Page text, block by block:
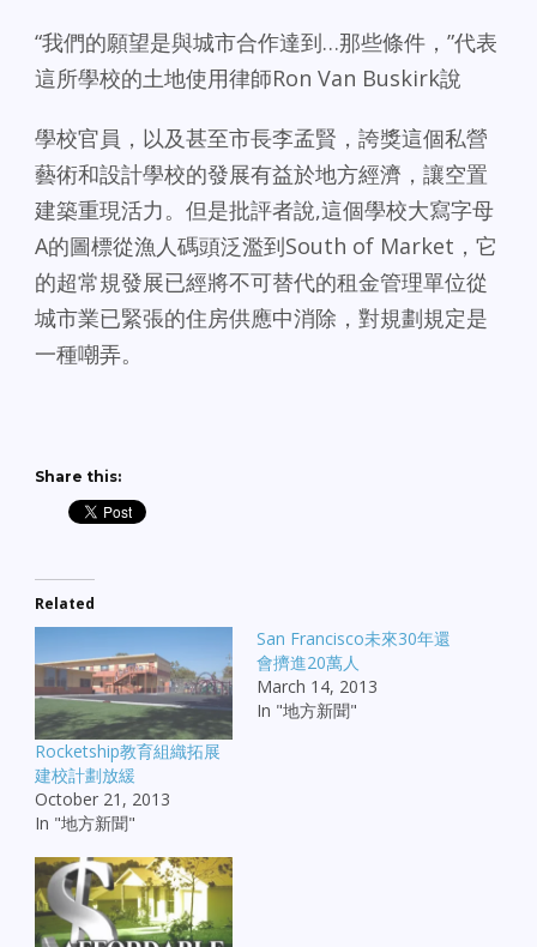
“我們的願望是與城市合作達到…那些條件，”代表
這所學校的土地使用律師Ron Van Buskirk說
學校官員，以及甚至市長李孟賢，誇獎這個私營
藝術和設計學校的發展有益於地方經濟，讓空置
建築重現活力。但是批評者說,這個學校大寫字母
A的圖標從漁人碼頭泛濫到South of Market，它
的超常規發展已經將不可替代的租金管理單位從
城市業已緊張的住房供應中消除，對規劃規定是
一種嘲弄。
Share this:
Related
Rocketship教育組織拓展
建校計劃放緩
October 21, 2013
In "地方新聞"
San Francisco未來30年還
會擠進20萬人
March 14, 2013
In "地方新聞"